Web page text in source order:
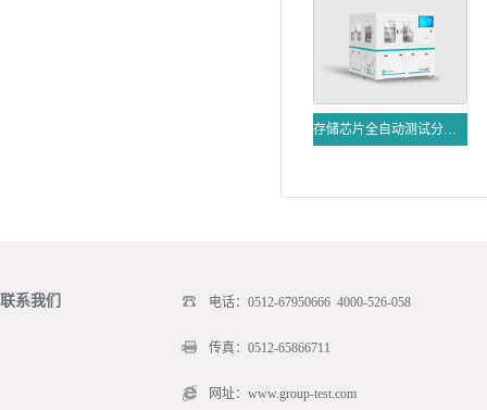
存储芯片全自动测试分选开卡机
联系我们 电话：0512-67950666 4000-526-058
传真：0512-65866711
网址：www.group-test.com